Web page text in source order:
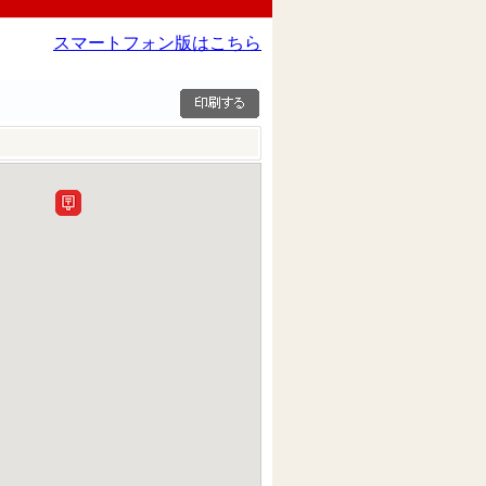
スマートフォン版はこちら